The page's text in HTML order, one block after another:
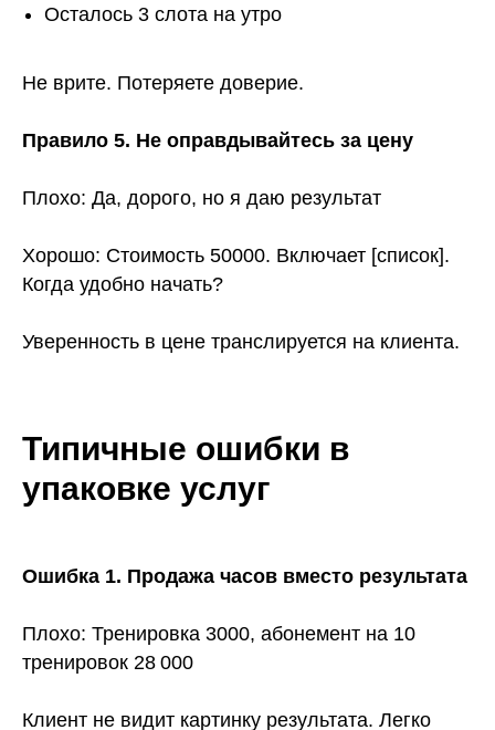
Осталось 3 слота на утро
Не врите. Потеряете доверие.
Правило 5. Не оправдывайтесь за цену
Плохо: Да, дорого, но я даю результат
Хорошо: Стоимость 50000. Включает [список].
Когда удобно начать?
Уверенность в цене транслируется на клиента.
Типичные ошибки в
упаковке услуг
Ошибка 1. Продажа часов вместо результата
Плохо: Тренировка 3000, абонемент на 10
тренировок 28 000
Клиент не видит картинку результата. Легко